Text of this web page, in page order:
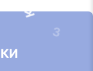
К
3